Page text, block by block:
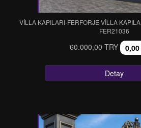
VİLLA KAPILARI-FERFORJE VİLLA
FER21036
60.000,00 TRY 0,00
Detay